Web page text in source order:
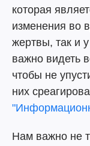
которая
изменения во
жертвы, так и
важно видеть
чтобы не
них
Нам важно не